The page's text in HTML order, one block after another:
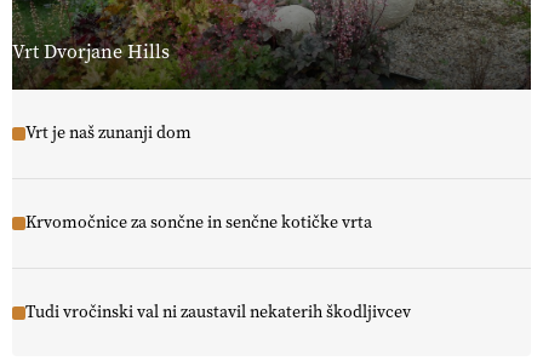
Vrt Dvorjane Hills
Vrt je naš zunanji dom
Krvomočnice za sončne in senčne kotičke vrta
Tudi vročinski val ni zaustavil nekaterih škodljivcev